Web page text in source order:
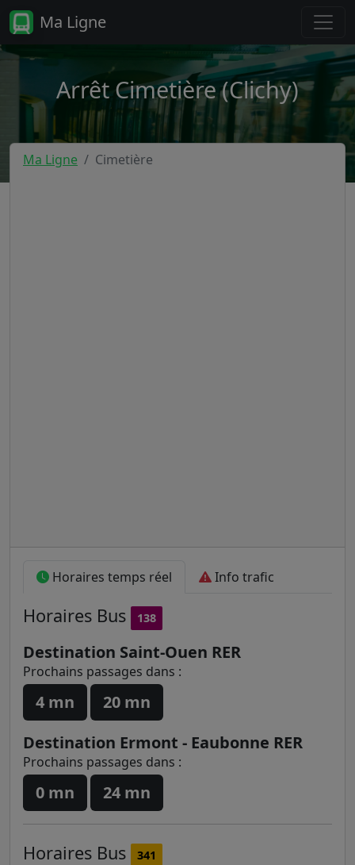
Ma Ligne
Arrêt Cimetière (Clichy)
Ma Ligne Cimetière
Horaires temps réel Info trafic
Horaires Bus 138
Destination Saint-Ouen RER
Prochains passages dans :
4 mn
20 mn
Destination Ermont - Eaubonne RER
Prochains passages dans :
0 mn 24 mn
Horaires Bus 341